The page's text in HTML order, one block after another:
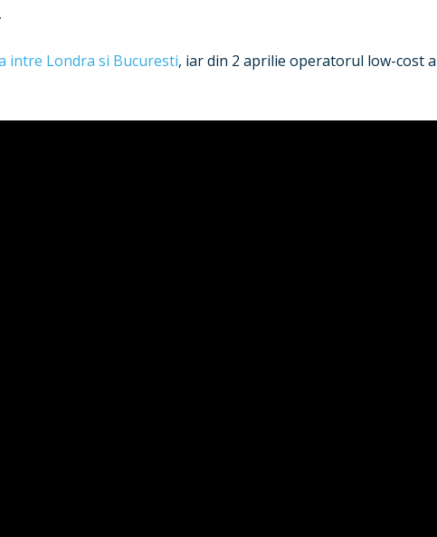
intre Londra si Bucuresti, iar din 2 aprilie operatorul low-cost